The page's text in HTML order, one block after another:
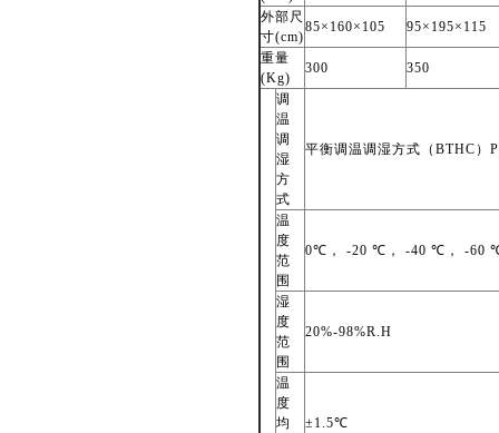
外部尺
寸(cm)
85×160×105 95×195×115
重量
(Kg)
300 350
调
温
调
湿
方
式
平衡调温调湿方式（BTHC）
温
度
范
围
0℃， -20 ℃， -40 ℃， -60
湿
度
范
围
20%-98%R.H
温
度
均
±1.5℃